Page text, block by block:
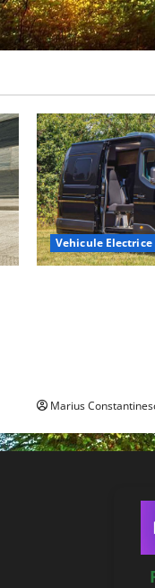
Vehicule Electrice
Marius